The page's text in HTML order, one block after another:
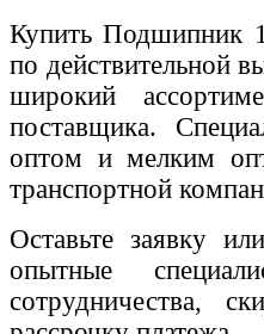
Купить Подшипник
по действительной
широкий
поставщика.
оптом и мелким
транспортной
Оставьте заявку
опытные
сотрудничества,